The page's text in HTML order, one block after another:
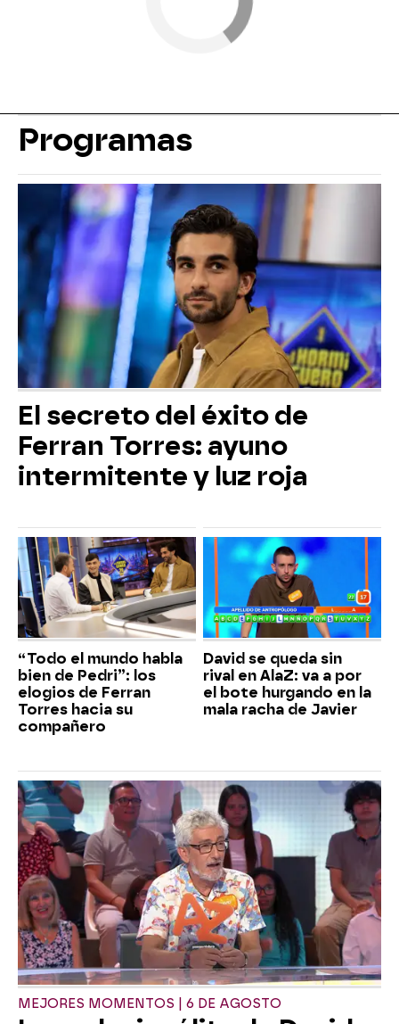
Programas
El secreto del éxito de
Ferran Torres: ayuno
intermitente y luz roja
“Todo el mundo habla
bien de Pedri”: los
elogios de Ferran
Torres hacia su
compañero
David se queda sin
rival en AlaZ: va a por
el bote hurgando en la
mala racha de Javier
MEJORES MOMENTOS | 6 DE AGOSTO